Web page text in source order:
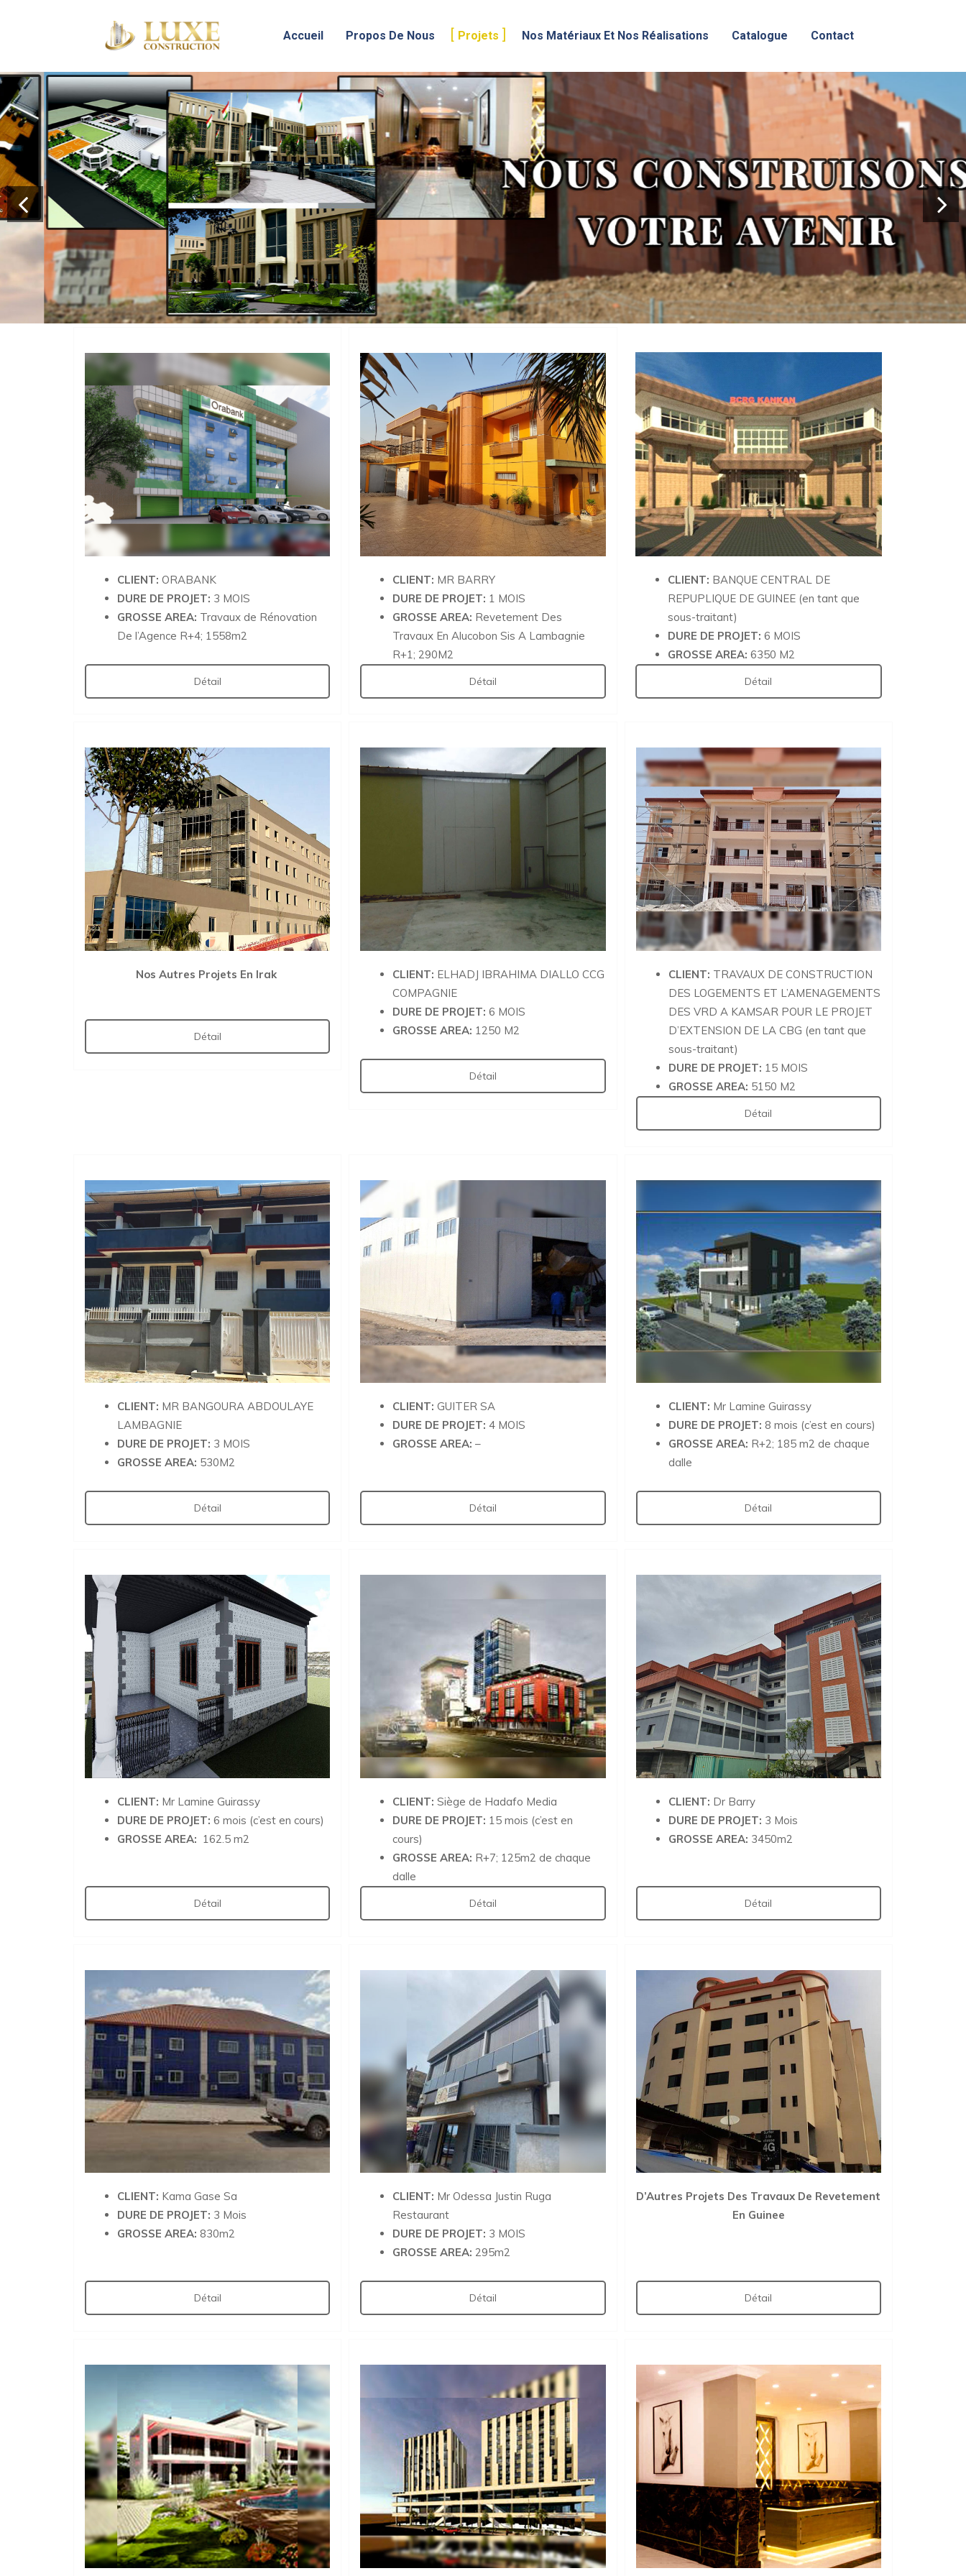
Accueil Propos De Nous Projets Nos Matériaux Et Nos Réalisations Catalogue Contact
CLIENT: ORABANK
DURE DE PROJET: 3 MOIS
GROSSE AREA: Travaux de Rénovation
De l’Agence R+4; 1558m2
Détail
CLIENT: MR BARRY
DURE DE PROJET: 1 MOIS
GROSSE AREA: Revetement Des
Travaux En Alucobon Sis A Lambagnie
R+1; 290M2
Détail
CLIENT: BANQUE CENTRAL DE
REPUPLIQUE DE GUINEE (en tant que
sous-traitant)
DURE DE PROJET: 6 MOIS
GROSSE AREA: 6350 M2
Détail
Nos Autres Projets En Irak
Détail
CLIENT: ELHADJ IBRAHIMA DIALLO CCG
COMPAGNIE
DURE DE PROJET: 6 MOIS
GROSSE AREA: 1250 M2
Détail
CLIENT: TRAVAUX DE CONSTRUCTION
DES LOGEMENTS ET L’AMENAGEMENTS
DES VRD A KAMSAR POUR LE PROJET
D’EXTENSION DE LA CBG (en tant que
sous-traitant)
DURE DE PROJET: 15 MOIS
GROSSE AREA: 5150 M2
Détail
CLIENT: MR BANGOURA ABDOULAYE
LAMBAGNIE
DURE DE PROJET: 3 MOIS
GROSSE AREA: 530M2
Détail
CLIENT: GUITER SA
DURE DE PROJET: 4 MOIS
GROSSE AREA: –
Détail
CLIENT: Mr Lamine Guirassy
DURE DE PROJET: 8 mois (c’est en cours)
GROSSE AREA: R+2; 185 m2 de chaque
dalle
Détail
CLIENT: Mr Lamine Guirassy
DURE DE PROJET: 6 mois (c’est en cours)
GROSSE AREA: 162.5 m2
Détail
CLIENT: Siège de Hadafo Media
DURE DE PROJET: 15 mois (c’est en
cours)
GROSSE AREA: R+7; 125m2 de chaque
dalle
Détail
CLIENT: Dr Barry
DURE DE PROJET: 3 Mois
GROSSE AREA: 3450m2
Détail
CLIENT: Kama Gase Sa
DURE DE PROJET: 3 Mois
GROSSE AREA: 830m2
Détail
CLIENT: Mr Odessa Justin Ruga
Restaurant
DURE DE PROJET: 3 MOIS
GROSSE AREA: 295m2
Détail
D’Autres Projets Des Travaux De Revetement
En Guinee
Détail